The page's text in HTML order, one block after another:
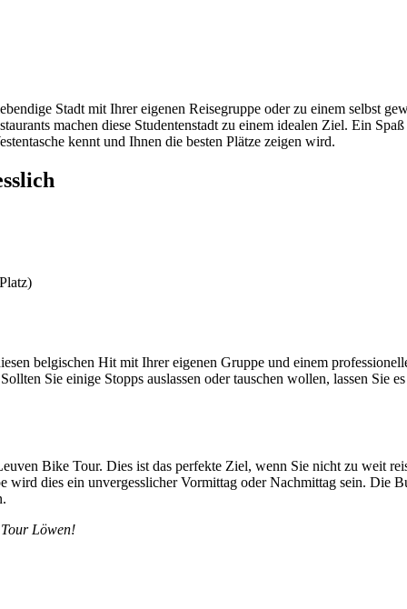
Stadt mit Ihrer eigenen Reisegruppe oder zu einem selbst
machen diese Studentenstadt zu einem idealen Ziel. Ein
kennt und Ihnen die besten Plätze zeigen wird.
belgischen Hit mit Ihrer eigenen Gruppe und einem
Sie einige Stopps auslassen oder tauschen wollen, lassen
Bike Tour. Dies ist das perfekte Ziel, wenn Sie nicht zu weit
wird dies ein unvergesslicher Vormittag oder Nachmittag sein. Die
Löwen!